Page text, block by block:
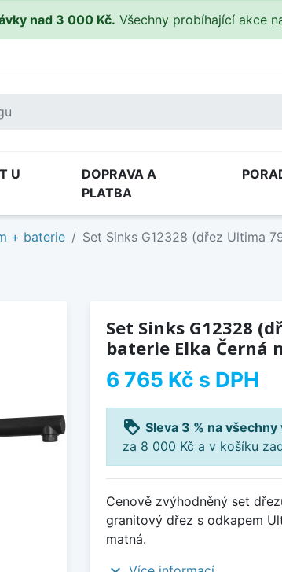
nad 3 000 Kč. Všechny probíhající akce
U
DOPRAVA A
PLATBA
+ baterie Set Sinks G12328 (dřez Ultima
Set Sinks G12328
baterie Elka Černá
6 765 Kč s DPH
loyalty Sleva 3 % na
za 8 000 Kč a v košíku
Cenově zvýhodněný set
granitový dřez s odkapem
matná.